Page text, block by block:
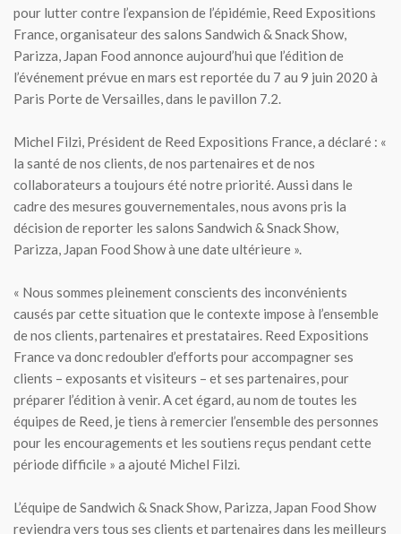
pour lutter contre l’expansion de l’épidémie, Reed Expositions
France, organisateur des salons Sandwich & Snack Show,
Parizza, Japan Food annonce aujourd’hui que l’édition de
l’événement prévue en mars est reportée du 7 au 9 juin 2020 à
Paris Porte de Versailles, dans le pavillon 7.2.
Michel Filzi, Président de Reed Expositions France, a déclaré : «
la santé de nos clients, de nos partenaires et de nos
collaborateurs a toujours été notre priorité. Aussi dans le
cadre des mesures gouvernementales, nous avons pris la
décision de reporter les salons Sandwich & Snack Show,
Parizza, Japan Food Show à une date ultérieure ».
« Nous sommes pleinement conscients des inconvénients
causés par cette situation que le contexte impose à l’ensemble
de nos clients, partenaires et prestataires. Reed Expositions
France va donc redoubler d’efforts pour accompagner ses
clients – exposants et visiteurs – et ses partenaires, pour
préparer l’édition à venir. A cet égard, au nom de toutes les
équipes de Reed, je tiens à remercier l’ensemble des personnes
pour les encouragements et les soutiens reçus pendant cette
période difficile » a ajouté Michel Filzi.
L’équipe de Sandwich & Snack Show, Parizza, Japan Food Show
reviendra vers tous ses clients et partenaires dans les meilleurs